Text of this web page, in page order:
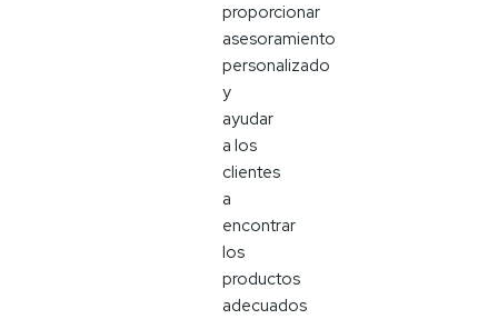
proporcionar
asesoramiento
personalizado
y
ayudar
a los
clientes
a
encontrar
los
productos
adecuados